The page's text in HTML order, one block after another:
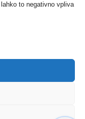
to negativno vpliva
elektrarnam
mojstra Andreja